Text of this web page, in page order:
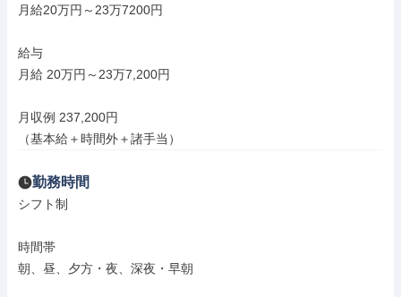
月給20万円～23万7200円
給与
月給 20万円～23万7,200円
月収例 237,200円
（基本給＋時間外＋諸手当）
勤務時間
シフト制
時間帯
朝、昼、夕方・夜、深夜・早朝